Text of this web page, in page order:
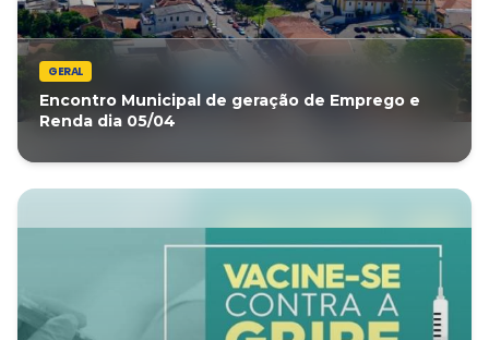
GERAL
Encontro Municipal de geração de Emprego e
Renda dia 05/04